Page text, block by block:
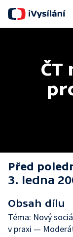
ČT
Před
3. ledna
Obsah dílu
Téma: Nový
v praxi —